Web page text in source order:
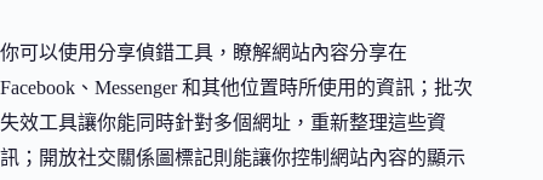
你可以使用分享偵錯工具，瞭解網站內容分享在
Facebook、Messenger 和其他位置時所使用的資訊；批次
失效工具讓你能同時針對多個網址，重新整理這些資
訊；開放社交關係圖標記則能讓你控制網站內容的顯示